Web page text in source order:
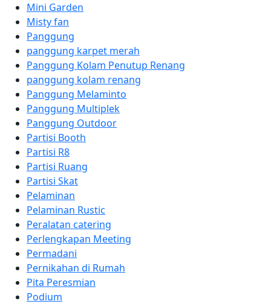
Mini Garden
Misty fan
Panggung
panggung karpet merah
Panggung Kolam Penutup Renang
panggung kolam renang
Panggung Melaminto
Panggung Multiplek
Panggung Outdoor
Partisi Booth
Partisi R8
Partisi Ruang
Partisi Skat
Pelaminan
Pelaminan Rustic
Peralatan catering
Perlengkapan Meeting
Permadani
Pernikahan di Rumah
Pita Peresmian
Podium